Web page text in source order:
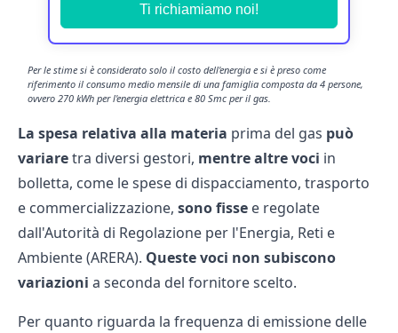
Ti richiamiamo noi!
Per le stime si è considerato solo il costo dell'energia e si è preso come
riferimento il consumo medio mensile di una famiglia composta da 4 persone,
ovvero 270 kWh per l'energia elettrica e 80 Smc per il gas.
La spesa relativa alla materia prima del gas può
variaretra diversi gestori, mentre altre voci in
bolletta, come le spese di dispacciamento, trasporto
e commercializzazione, sono fisse e regolate
dall'Autorità di Regolazione per l'Energia, Reti e
Ambiente (ARERA). Queste voci non subiscono
variazioni a seconda del fornitore scelto.
Per quanto riguarda la frequenza di emissione delle